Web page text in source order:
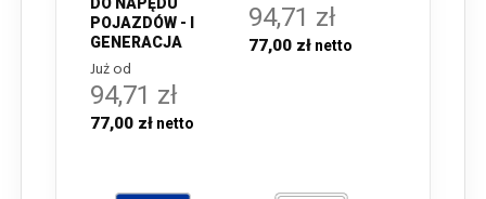
DO NAPĘDU
POJAZDÓW - I
GENERACJA
Już od
94,71 zł
77,00 zł
94,71 zł
77,00 zł